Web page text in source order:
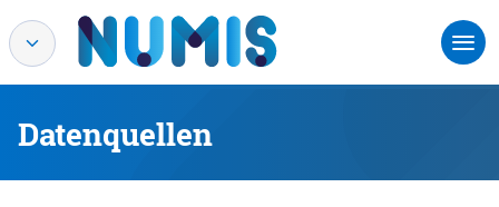
Datenquellen